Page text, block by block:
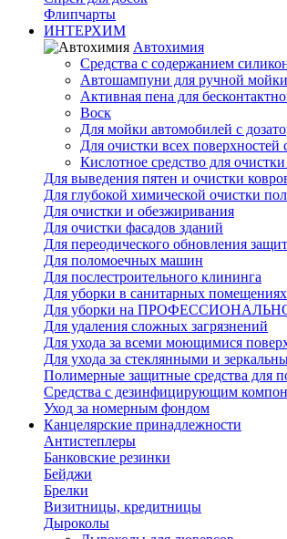
Флипчарты
ИНТЕРХИМ
Автохимия
Cредства с содержанием
Автошампуни для ручной
Активная пена для
Воск
Для мойки автомобилей с
Для очистки всех поверхностей
Кислотное средство для
Для выведения пятен и очистки
Для глубокой химической очистки
Для очистки и обезжиривания
Для очистки фасадов зданий
Для переодического обновления
Для поломоечных машин
Для послестроительного клининга
Для уборки в санитарных
Для уборки на
Для удаления сложных загрязнений
Для ухода за всеми моющимися
Для ухода за стеклянными и
Полимерные защитные средства для
Средства с дезинфицирующим
Уход за номерным фондом
Канцелярские принадлежности
Антистеплеры
Банковские резинки
Бейджи
Брелки
Визитницы, кредитницы
Дыроколы